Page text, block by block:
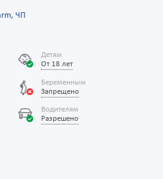
ЧП
Детям
От 18 лет
Беременным
Запрещено
Водителям
Разрешено